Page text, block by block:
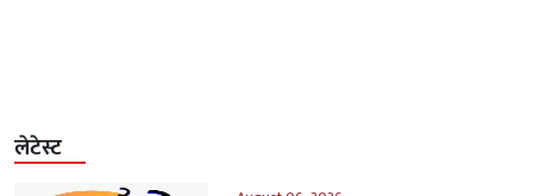
लेटेस्ट